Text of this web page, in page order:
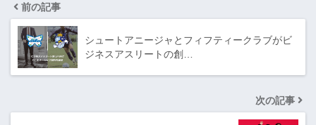
前の記事
シュートアニージャとフィフティークラブがビ
ジネスアスリートの創…
次の記事